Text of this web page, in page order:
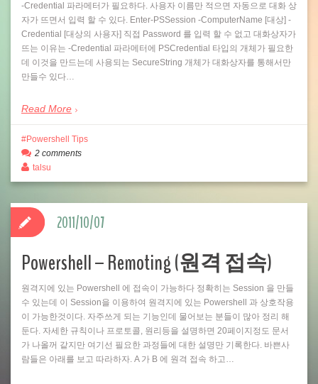
-Credential 파라메터가 필요하다. 사용자 이름만 적으면 자동으로 대화 상
자가 뜨면서 입력 할 수 있다. Enter-PSSession -ComputerName [대상] -
Credential [대상의 사용자] 직접 Password 를 입력 할 수 없고 대화상자가
뜨는 이유는 -Credential 파라메터에 PSCredential 타입의 개체가 필요한
데 이것을 만드는데 사용되는 SecureString 개체가 대화상자를 통해서만
만들수 있다…
Read More
Powershell Tips
2 comments
talsu
Powershell – Remoting (원격 접속)
원격지에 있는 Powershell 에 접속이 가능하다 정확히는 Session 을 만들
수 있는데 이 Session을 이용하여 원격지에 있는 Powershell 과 상호작용
이 가능한것이다. 자주쓰게 되는 기능인데 물어보는 분들이 많아 정리 해
둔다. 자세한 규칙이나 프로토콜, 원리등을 설명하면 20페이지정도 문서
가 나올꺼 같지만 여기선 필요한 과정들에 대한 설명만 기록한다. 바쁜사
람들은 아래를 보고 따라하자. A 가 B 에 원격 접속 하고…
2011/10/07